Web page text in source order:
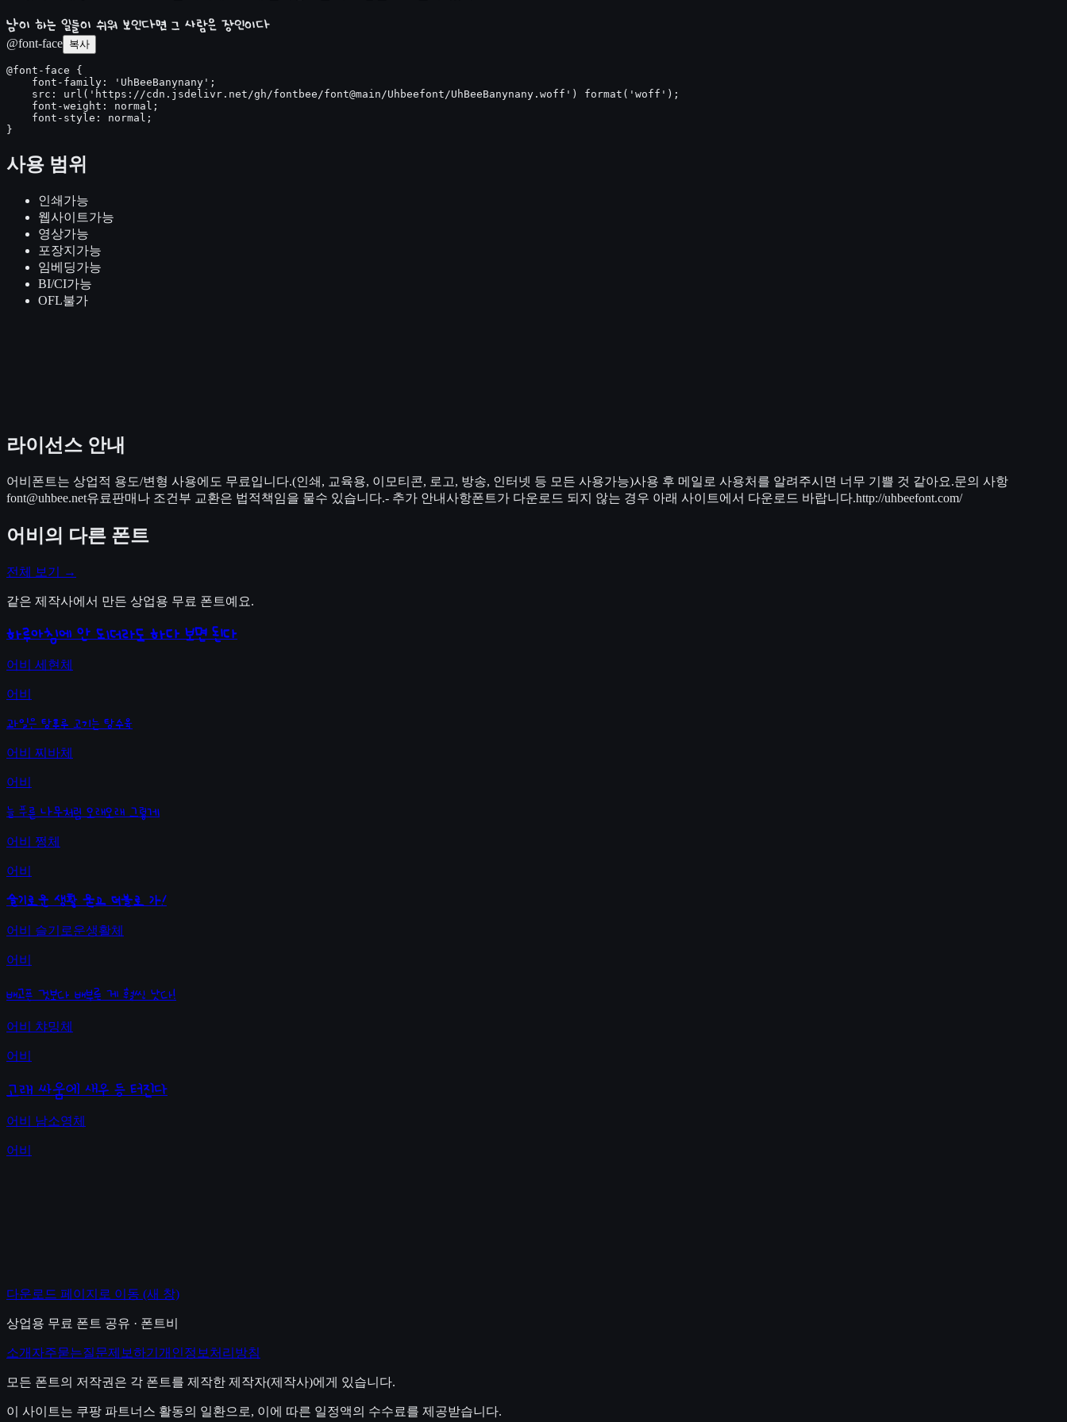
남이 하는 일들이 쉬워 보인다면 그 사람은 장인이다
@font-face 복사
@font-face {
    font-family: 'UhBeeBanynany';
    src: url('https://cdn.jsdelivr.net/gh/fontbee/font@main/Uhbeefont/UhBeeBanynany.woff') format('woff');
    font-weight: normal;
    font-style: normal;
}
사용 범위
인쇄 가능
웹사이트가능
영상가능
포장지 가능
임베딩가능
BI/CI가능
OFL불가
라이선스 안내
어비폰트는 상업적 용도/변형 사용에도 무료입니다.(인쇄, 교육용, 이모티콘, 로고, 방송, 인터넷 등 모든 사용가능)사용 후 메일로 사용처를 알려주시면 너무 기쁠 것 같아요.문의 사항
font@uhbee.net유료판매나 조건부 교환은 법적책임을 물수 있습니다.- 추가 안내사항폰트가 다운로드 되지 않는 경우 아래 사이트에서 다운로드 바랍니다.http://uhbeefont.com/
어비 의 다른 폰트
전체 보기 →
같은 제작사에서 만든 상업용 무료 폰트예요.
하루아침에 안 되더라도 하다 보면 된다
어비 세현체
어비
과일은 탕후루 고기는 탕수육
어비 찌바체
어비
늘 푸른 나무처럼 오래오래 그렇게
어비 쩡체
어비
슬기로운 생활 묻고 더블로 가!
어비 슬기로운생활체
어비
배고픈 것보다 배부른 게 훨씬 낫다!
어비 챠밍체
어비
고래 싸움에 새우 등 터진다
어비 남소영체
어비
다운로드 페이지로 이동 (새 창)
상업용 무료 폰트 공유 · 폰트비
소개 자주묻는질문제보하기 개인정보처리방침
모든 폰트의 저작권은 각 폰트를 제작한 제작자(제작사)에게 있습니다.
이 사이트는 쿠팡 파트너스 활동의 일환으로, 이에 따른 일정액의 수수료를 제공받습니다.